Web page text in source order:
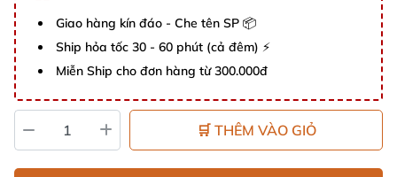
Giao hàng kín đáo - Che tên SP 📦
Ship hỏa tốc 30 - 60 phút (cả đêm) ⚡
Miễn Ship cho đơn hàng từ 300.000đ
🛒 THÊM VÀO GIỎ